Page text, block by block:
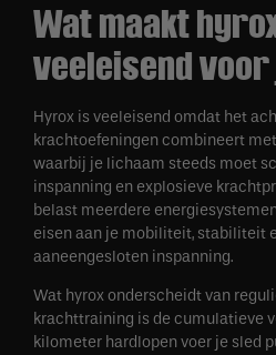
Wat maakt
veeleisend
Hyrox is veeleisend omdat het
krachtoefeningen combineert
waarbij je lichaam steeds moet
inspanning en explosieve
belast meerdere
eisen aan je mobiliteit, stabiliteit
aaneengesloten inspanning.
Wat hyrox onderscheidt van
krachttraining is de cumulatieve
kilometer hardlopen voer je sled